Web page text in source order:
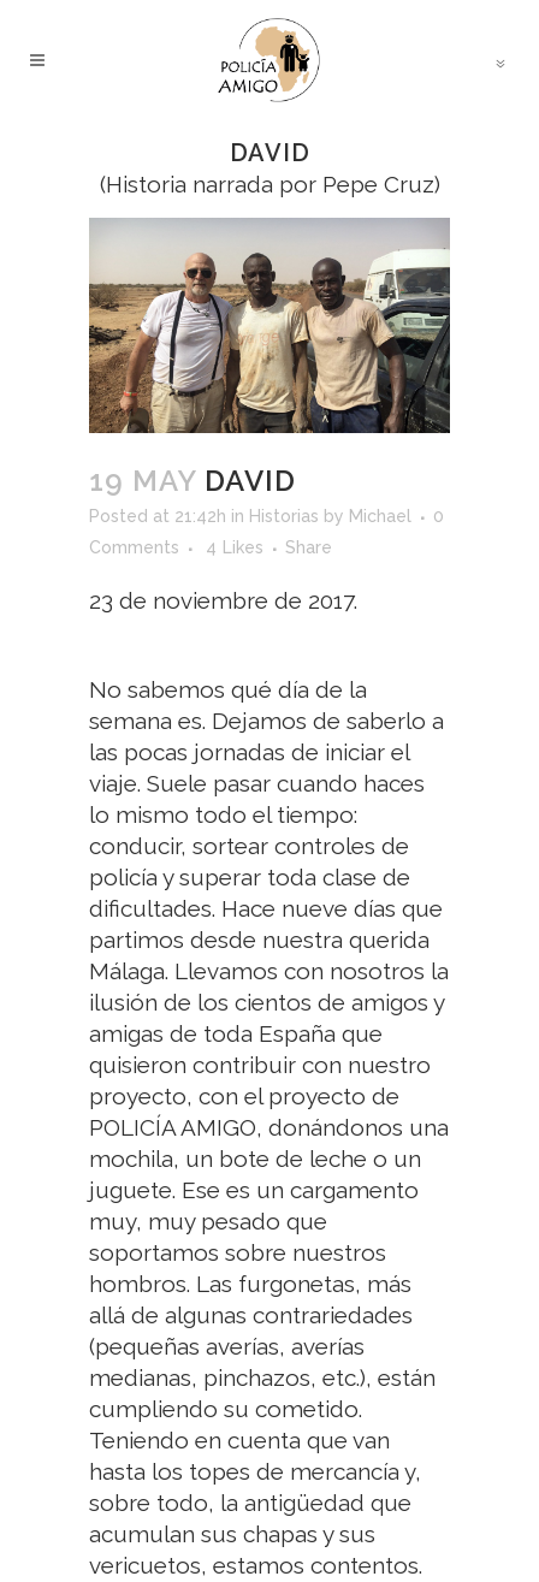
DAVID
(Historia narrada por Pepe Cruz)
19 MAY DAVID
Posted at 21:42h in Historias by Michael
0
Comments
4 Likes Share
23 de noviembre de 2017.
No sabemos qué día de la
semana es. Dejamos de saberlo a
las pocas jornadas de iniciar el
viaje. Suele pasar cuando haces
lo mismo todo el tiempo:
conducir, sortear controles de
policía y superar toda clase de
dificultades. Hace nueve días que
partimos desde nuestra querida
Málaga. Llevamos con nosotros la
ilusión de los cientos de amigos y
amigas de toda España que
quisieron contribuir con nuestro
proyecto, con el proyecto de
POLICÍA AMIGO, donándonos una
mochila, un bote de leche o un
juguete. Ese es un cargamento
muy, muy pesado que
soportamos sobre nuestros
hombros. Las furgonetas, más
allá de algunas contrariedades
(pequeñas averías, averías
medianas, pinchazos, etc.), están
cumpliendo su cometido.
Teniendo en cuenta que van
hasta los topes de mercancía y,
sobre todo, la antigüedad que
acumulan sus chapas y sus
vericuetos, estamos contentos.